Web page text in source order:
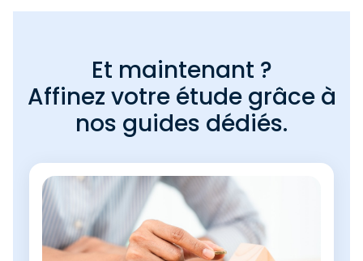
Et maintenant ?
Affinez votre étude grâce à
nos guides dédiés.